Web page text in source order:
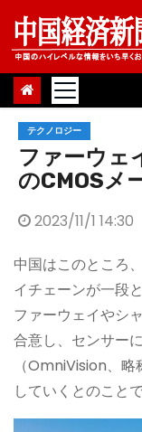
Skip
content
テクノロジー
ファーウェ
のCMOSメ
2023/11/1 14:30
中国はこのところ
イチェーンが一段
ファーウェイやシ
合意し、センサー
（OmniVision、
していくとのことで